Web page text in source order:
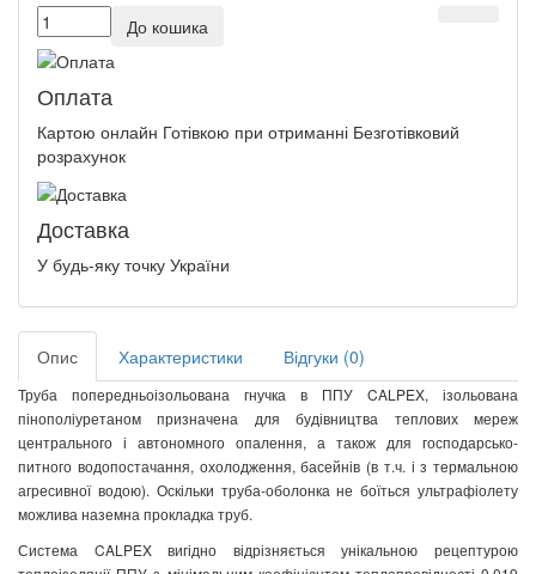
До кошика
Оплата
Картою онлайн Готівкою при отриманні Безготівковий
розрахунок
Доставка
У будь-яку точку України
Опис Характеристики Відгуки (0)
Труба попередньоізольована гнучка в ППУ CALPEX, ізольована
пінополіуретаном призначена для будівництва теплових мереж
центрального і автономного опалення, а також для господарсько-
питного водопостачання, охолодження, басейнів (в т.ч. і з термальною
агресивної водою). Оскільки труба-оболонка не боїться ультрафіолету
можлива наземна прокладка труб.
Система CALPEX вигідно відрізняється унікальною рецептурою